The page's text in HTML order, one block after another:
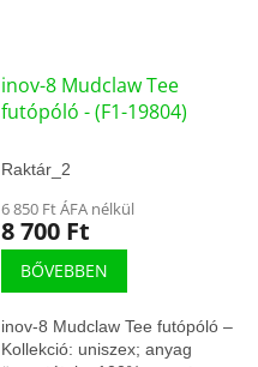
inov-8 Mudclaw Tee
futópóló - (F1-19804)
Raktár_2
6 850 Ft ÁFA nélkül
8 700 Ft
BŐVEBBEN
inov-8 Mudclaw Tee futópóló –
Kollekció: uniszex; anyag